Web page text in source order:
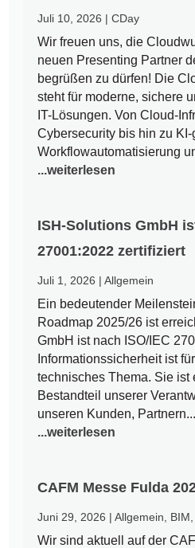
Juli 10, 2026 |CDay
Wir freuen uns, die
neuen Presenting Partner
begrüßen zu dürfen! Die
steht für moderne, sichere
IT-Lösungen. Von Cloud-
Cybersecurity bis hin zu KI-
Workflowautomatisierung
...weiterlesen
ISH-Solutions GmbH
27001:2022 zertifiziert
Juli 1, 2026 |Allgemein
Ein bedeutender
Roadmap 2025/26 ist
GmbH ist nach ISO/IEC
Informationssicherheit ist
technisches Thema. Sie ist
Bestandteil unserer
unseren Kunden, Partnern...
...weiterlesen
CAFM Messe Fulda
Juni 29, 2026 |Allgemein BIM
Wir sind aktuell auf der